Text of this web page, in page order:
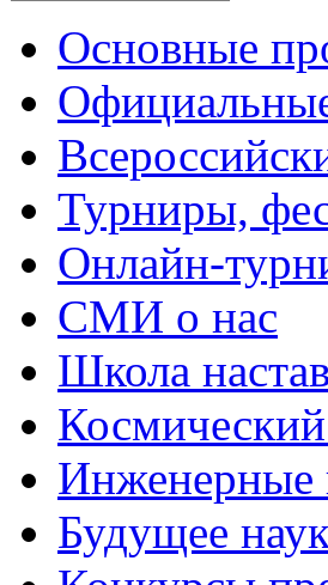
Основные
Турниры,
Онлайн-
СМИ о нас
Школа
Инженерные
Будущее